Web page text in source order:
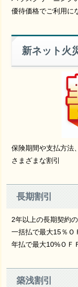
優待価格でご利用に
新ネット火
保険期間や支払方法
さまざまな割引
長期割引
2年以上の長期契約
一括払で最大15％Ｏ
年払で最大10%ＯＦ
築浅割引